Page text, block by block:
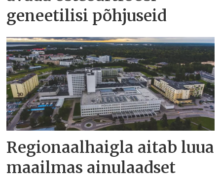
geneetilisi põhjuseid
Regionaalhaigla aitab luua
maailmas ainulaadset